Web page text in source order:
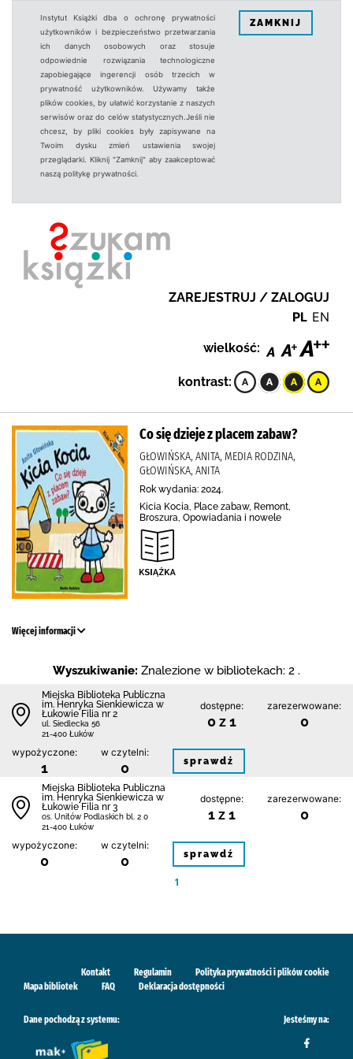
Instytut Książki dba o ochronę prywatności
użytkowników i bezpieczeństwo przetwarzania
ich danych osobowych oraz stosuje
odpowiednie rozwiązania technologiczne
zapobiegające ingerencji osób trzecich w
prywatność użytkowników. Używamy także
plików cookies, by ułatwić korzystanie z naszych
serwisów oraz do celów statystycznych.Jeśli nie
chcesz, by pliki cookies były zapisywane na
Twoim dysku zmień ustawienia swojej
przeglądarki. Kliknij "Zamknij" aby zaakceptować
naszą politykę prywatności.
ZAMKNIJ
ZAREJESTRUJ / ZALOGUJ
PL EN
wielkość:
kontrast:
Co się dzieje z placem zabaw?
GŁOWIŃSKA, ANITA, MEDIA RODZINA,
GŁOWIŃSKA, ANITA
Rok wydania: 2024.
Kicia Kocia, Place zabaw, Remont,
Broszura, Opowiadania i nowele
Więcej informacji
Wyszukiwanie: Znalezione w bibliotekach: 2 .
Miejska Biblioteka Publiczna
im. Henryka Sienkiewicza w
Łukowie Filia nr 2
ul. Siedlecka 56
21-400 Łuków
dostępne:
0 z 1
zarezerwowane:
0
wypożyczone:
1
w czytelni:
0 sprawdź
Miejska Biblioteka Publiczna
im. Henryka Sienkiewicza w
Łukowie Filia nr 3
os. Unitów Podlaskich bl. 2 0
21-400 Łuków
dostępne:
1 z 1
zarezerwowane:
0
wypożyczone:
0
w czytelni:
0 sprawdź
1
Kontakt Regulamin
Polityka prywatności i plików cookie
Mapa bibliotek
FAQ Deklaracja dostępności
Dane pochodzą z systemu: Jesteśmy na: